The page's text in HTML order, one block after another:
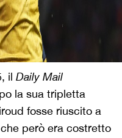
il Daily Mail
la sua tripletta
fosse riuscito a
però era costretto